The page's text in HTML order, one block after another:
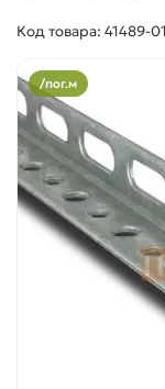
Код товара: 41489-01
/пог.м